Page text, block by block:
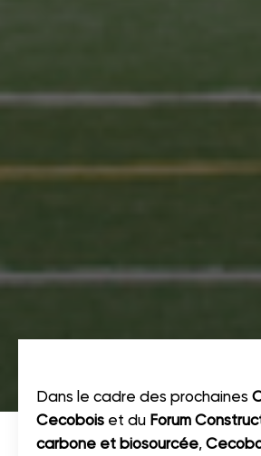
Dans le cadre des prochaines
Cecobois et du Forum
carbone et biosourcée,